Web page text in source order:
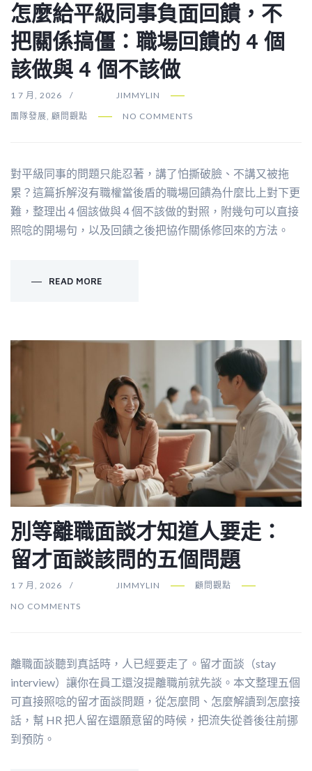
怎麼給平級同事負面回饋，不
把關係搞僵：職場回饋的 4 個
該做與 4 個不該做
1 7 月, 2026
JIMMYLIN
團隊發展, 顧問觀點 NO COMMENTS
對平級同事的問題只能忍著，講了怕撕破臉、不講又被拖
累？這篇拆解沒有職權當後盾的職場回饋為什麼比上對下更
難，整理出 4 個該做與 4 個不該做的對照，附幾句可以直接
照唸的開場句，以及回饋之後把協作關係修回來的方法。
READ MORE
別等離職面談才知道人要走：
留才面談該問的五個問題
1 7 月, 2026 JIMMYLIN
顧問觀點
NO COMMENTS
離職面談聽到真話時，人已經要走了。留才面談（stay
interview）讓你在員工還沒提離職前就先談。本文整理五個
可直接照唸的留才面談問題，從怎麼問、怎麼解讀到怎麼接
話，幫 HR 把人留在還願意留的時候，把流失從善後往前挪
到預防。